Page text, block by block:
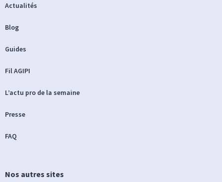
Actualités
Blog
Guides
Fil AGIPI
L’actu pro de la semaine
Presse
FAQ
Nos autres sites